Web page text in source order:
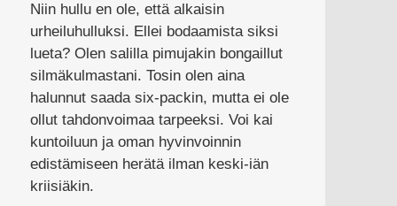
Niin hullu en ole, että alkaisin
urheiluhulluksi. Ellei bodaamista siksi
lueta? Olen salilla pimujakin bongaillut
silmäkulmastani. Tosin olen aina
halunnut saada six-packin, mutta ei ole
ollut tahdonvoimaa tarpeeksi. Voi kai
kuntoiluun ja oman hyvinvoinnin
edistämiseen herätä ilman keski-iän
kriisiäkin.